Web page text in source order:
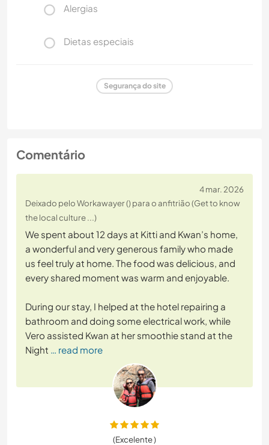
Alergias
Dietas especiais
Segurança do site
Comentário
4 mar. 2026
Deixado pelo Workawayer () para o anfitrião (Get to know
the local culture ...)
We spent about 12 days at Kitti and Kwan’s home,
a wonderful and very generous family who made
us feel truly at home. The food was delicious, and
every shared moment was warm and enjoyable.
During our stay, I helped at the hotel repairing a
bathroom and doing some electrical work, while
Vero assisted Kwan at her smoothie stand at the
Night … read more
(Excelente )